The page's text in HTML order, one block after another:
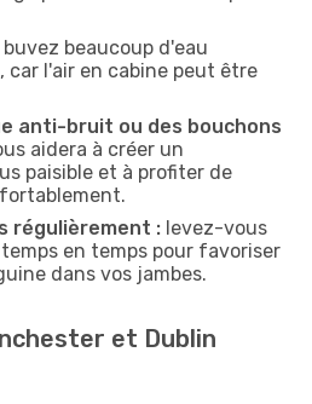
buvez beaucoup d'eau
car l'air en cabine peut être
anti-bruit ou des bouchons
aidera à créer un
paisible et à profiter de
régulièrement : levez-vous
en temps pour favoriser
dans vos jambes.
et Dublin